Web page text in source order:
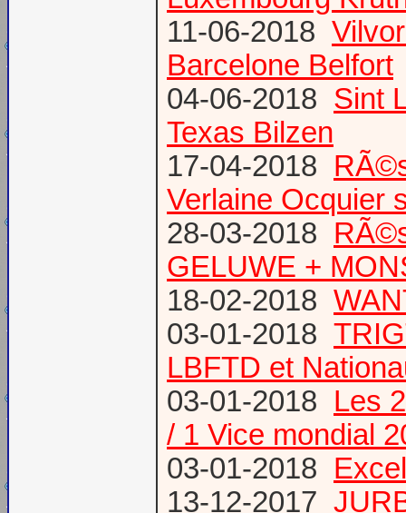
11-06-2018
Barcelone Belfort
04-06-2018 Sint
Texas Bilzen
17-04-2018
Verlaine Ocquier
28-03-2018
GELUWE +
18-02-2018
03-01-2018
LBFTD et
03-01-2018 Les
/ 1 Vice mondial
03-01-2018
13-12-2017